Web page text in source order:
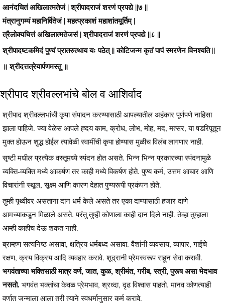
आनंदचितं अखिलात्मतेजं | श्रीपादराजं शरणं प्रपद्ये ||७ ||
मंत्रानुगम्यं महानिर्वितेजं | महत्प्रकाशं महाशांतमूर्तिम् |
त्रैलोक्यचित्तं अखिलात्मतेजसं | श्रीपादराजं शरणं प्रपद्ये ||८ ||
श्रीपादष्टकमिदं पुण्यं प्रातरुत्थाय यः पठेत् || कोटिजन्म कृतं पापं स्मरणेन विनश्यति ||
॥ श्रीदत्तत्रेयार्पणमस्तु ॥
श्रीपाद श्रीवल्लभांचे बोल व आशिर्वाद
श्रीपाद श्रीवल्लभांची कृपा संपादन करण्यासाठी आपल्यातील अहंकार पूर्णपणे नाहिसा
झाला पाहिजे. ज्या वेळेस आपले ह्दय काम, क्रोध, लोभ, मोह, मद, मत्सर, या षडरिपूतून
मुक्त होऊन शुद्ध होईल त्यावेळी स्वामींची कृपा होण्यास मुळीच विलंब लागणार नाही.
सृष्टी मधील प्रत्येक वस्तूमध्ये स्पंदन होत असते. भिन्न भिन्न प्रकारच्या स्पंदनामुळे
व्यक्ति-व्यक्ति मध्ये आकर्षण तर काही मध्ये विकर्षण होते. पुण्य कर्म, उत्तम आचार आणि
विचारांनी स्थूल, सूक्ष्म आणि कारण देहात पुण्यरूपी प्रकंपन होते.
तुम्ही पृथ्वीवर असताना दान धर्म केले असते तर एका दाण्यासाठी हजार दाणे
आमच्याकडून मिळाले असते. परंतु तुम्ही कोणाला काही दान दिले नाही. तेव्हा तुम्हाला
आम्ही काहीच देऊ शकत नाही.
ब्राम्हण सत्यनिष्ठ असावा, क्षत्रिय धर्मबध्द असावा. वैशांनी व्यवसाय, व्यापार, गाईचे
रक्षण, क्रय विक्रय आदि व्यवहार करावे. शूद्रानी प्रेमस्वरूप राहून सेवा करावी.
भगवंताच्या भक्तिसाठी मात्र वर्ण, जात, कुळ, श्रीमंत, गरीब, स्त्री, पुरूष असा भेदभाव
नसतो. भगवंत भक्तांचा केवळ प्रेमभाव, श्रध्दा, दृढ विश्वास पाहतो. मानव कोणत्याही
वर्णात जन्माला आला तरी त्याने स्वधर्मानुसार कर्म करावे.